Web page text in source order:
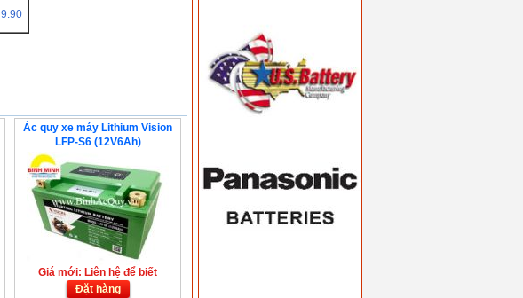
9.90
Ắc quy xe máy Lithium Vision
LFP-S6 (12V6Ah)
Giá mới: Liên hệ để biết
Đặt hàng